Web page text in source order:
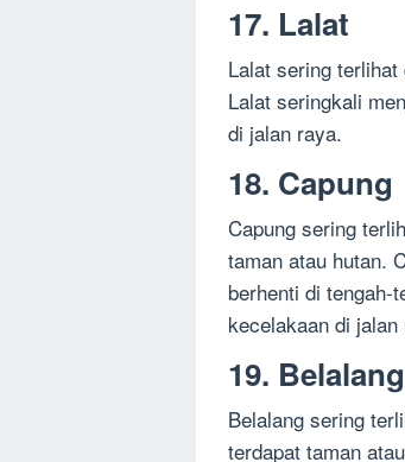
17. Lalat
Lalat sering
Lalat seringkali
di jalan raya.
18. Capung
Capung sering
taman atau hutan.
berhenti di tengah-
kecelakaan di jalan
19. Belalang
Belalang sering
terdapat taman